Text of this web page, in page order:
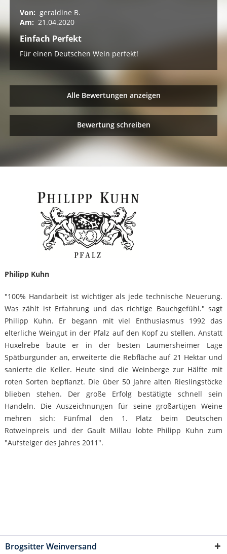
Von: geraldine B.
Am: 21.04.2020
Einfach Perfekt
Für einen Deutschen Wein perfekt!
Alle Bewertungen anzeigen
Bewertung schreiben
Philipp Kuhn
"100% Handarbeit ist wichtiger als jede technische Neuerung.
Was zählt ist Erfahrung und das richtige Bauchgefühl." sagt
Philipp Kuhn. Er begann mit viel Enthusiasmus 1992 das
elterliche Weingut in der Pfalz auf den Kopf zu stellen. Anstatt
Huxelrebe baute er in der besten Laumersheimer Lage
Spätburgunder an, erweiterte die Rebfläche auf 21 Hektar und
sanierte die Keller. Heute sind die Weinberge zur Hälfte mit
roten Sorten bepflanzt. Die über 50 Jahre alten Rieslingstöcke
blieben stehen. Der große Erfolg bestätigte schnell sein
Handeln. Die Auszeichnungen für seine großartigen Weine
mehren sich: Fünfmal den 1. Platz beim Deutschen
Rotweinpreis und der Gault Millau lobte Philipp Kuhn zum
"Aufsteiger des Jahres 2011".
Brogsitter Weinversand